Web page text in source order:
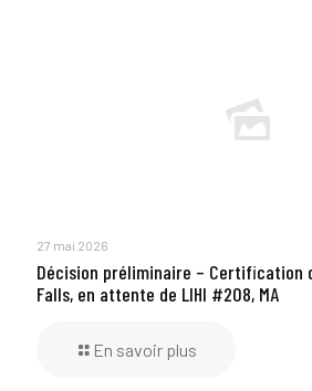
27 mai 2026
Décision préliminaire – Certification
Falls, en attente de LIHI #208, MA
En savoir plus